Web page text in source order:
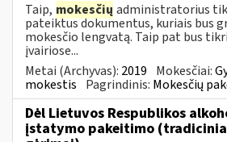
Taip, mokesčių administratorius
pateiktus dokumentus, kuriais bus
mokesčio lengvatą. Taip pat bus
įvairiose...
Metai (Archyvas): 2019 Mokesčiai:
mokestis Pagrindinis: Mokesčių
Dėl Lietuvos Respublikos
įstatymo pakeitimo